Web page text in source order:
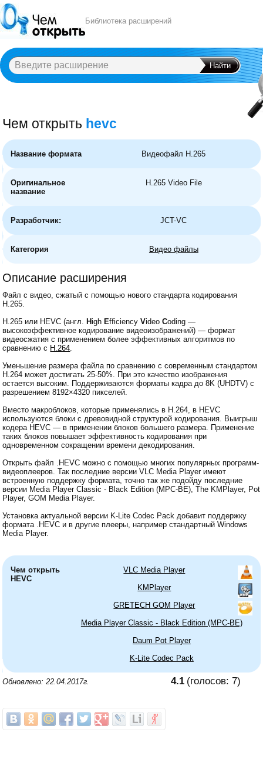
Библиотека расширений
A B C E G H I J X
Чем открыть hevc
Название формата Видеофайл H.265
Оригинальное
название
H.265 Video File
Разработчик: JCT-VC
Категория Видео файлы
Описание расширения
Файл с видео, сжатый с помощью нового стандарта кодирования
H.265.
H.265 или HEVC (англ. High EfficiencyVideoCoding —
высокоэффективное кодирование видеоизображений) — формат
видеосжатия с применением более эффективных алгоритмов по
сравнению с H.264.
Уменьшение размера файла по сравнению с современным стандартом
H.264 может достигать 25-50%. При это качество изображения
остается высоким. Поддерживаются форматы кадра до 8K (UHDTV) с
разрешением 8192×4320 пикселей.
Вместо макроблоков, которые применялись в H.264, в HEVC
используются блоки с древовидной структурой кодирования. Выигрыш
кодера HEVC — в применении блоков большего размера. Применение
таких блоков повышает эффективность кодирования при
одновременном сокращении времени декодирования.
Открыть файл .HEVC можно с помощью многих популярных программ-
видеоплееров. Так последние версии VLC Media Player имеют
встроенную поддержку формата, точно так же подойду последние
версии Media Player Classic - Black Edition (MPC-BE), The KMPlayer, Pot
Player, GOM Media Player.
Установка актуальной версии K-Lite Codec Pack добавит поддержку
формата .HEVC и в другие плееры, например стандартный Windows
Media Player.
Чем открыть
HEVC
VLC Media Player
KMPlayer
GRETECH GOM Player
Media Player Classic - Black Edition (MPC-BE)
Daum Pot Player
K-Lite Codec Pack
Обновлено: 22.04.2017г. 4.1 (голосов:7)